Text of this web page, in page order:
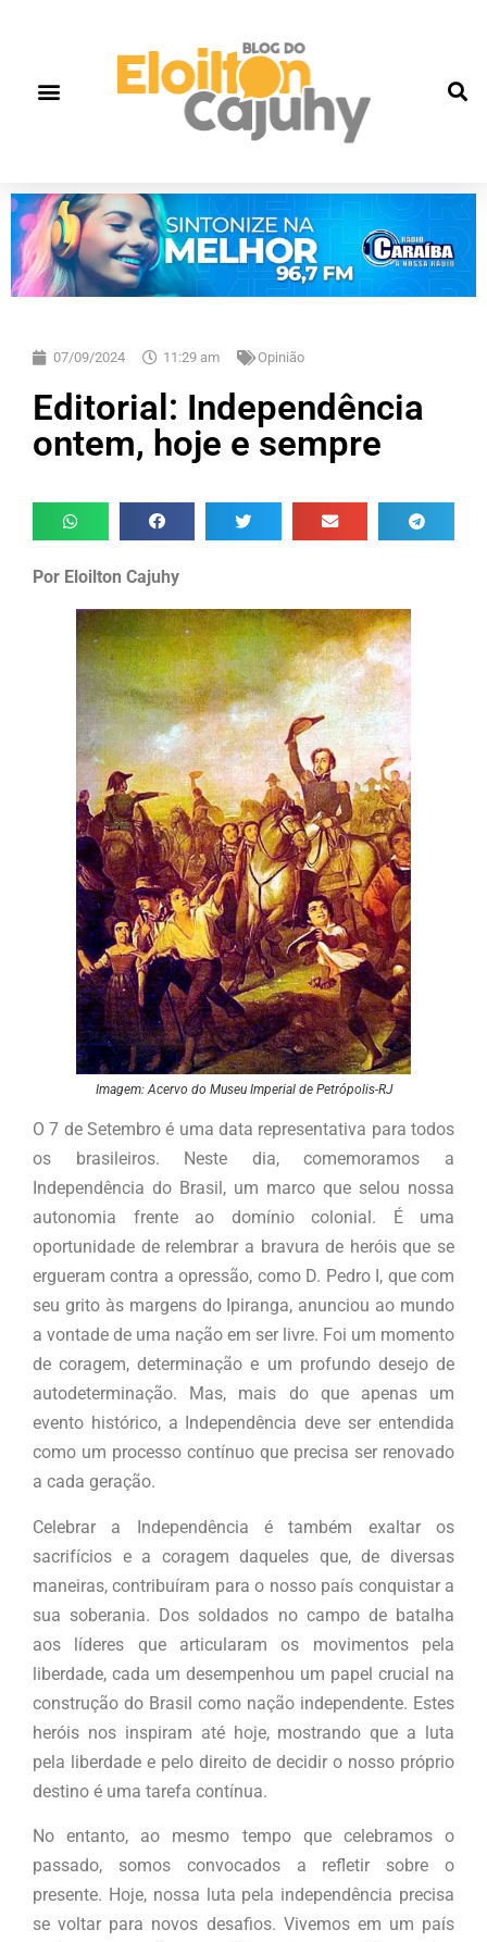
07/09/2024 11:29 am Opinião
Editorial: Independência
ontem, hoje e sempre
Por Eloilton Cajuhy
Imagem: Acervo do Museu Imperial de Petrópolis-RJ
O 7 de Setembro é uma data representativa para todos
os brasileiros. Neste dia, comemoramos a
Independência do Brasil, um marco que selou nossa
autonomia frente ao domínio colonial. É uma
oportunidade de relembrar a bravura de heróis que se
ergueram contra a opressão, como D. Pedro I, que com
seu grito às margens do Ipiranga, anunciou ao mundo
a vontade de uma nação em ser livre. Foi um momento
de coragem, determinação e um profundo desejo de
autodeterminação. Mas, mais do que apenas um
evento histórico, a Independência deve ser entendida
como um processo contínuo que precisa ser renovado
a cada geração.
Celebrar a Independência é também exaltar os
sacrifícios e a coragem daqueles que, de diversas
maneiras, contribuíram para o nosso país conquistar a
sua soberania. Dos soldados no campo de batalha
aos líderes que articularam os movimentos pela
liberdade, cada um desempenhou um papel crucial na
construção do Brasil como nação independente. Estes
heróis nos inspiram até hoje, mostrando que a luta
pela liberdade e pelo direito de decidir o nosso próprio
destino é uma tarefa contínua.
No entanto, ao mesmo tempo que celebramos o
passado, somos convocados a refletir sobre o
presente. Hoje, nossa luta pela independência precisa
se voltar para novos desafios. Vivemos em um país